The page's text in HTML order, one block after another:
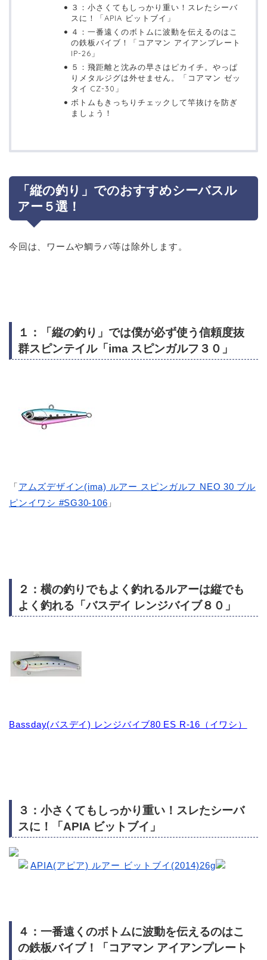
３：小さくてもしっかり重い！スレたシーバ
スに！「APIA ビットブイ」
４：一番遠くのボトムに波動を伝えるのはこ
の鉄板バイブ！「コアマン アイアンプレート
IP-26」
５：飛距離と沈みの早さはピカイチ。やっぱ
りメタルジグは外せません。「コアマン ゼッ
タイ CZ-30」
ボトムもきっちりチェックして竿抜けを防ぎ
ましょう！
「縦の釣り」でのおすすめシーバスル
アー５選！
今回は、ワームや鯛ラバ等は除外します。
１：「縦の釣り」では僕が必ず使う信頼度抜
群スピンテイル「ima スピンガルフ３０」
「アムズデザイン(ima) ルアー スピンガルフ NEO 30 ブル
ピンイワシ #SG30-106 」
２：横の釣りでもよく釣れるルアーは縦でも
よく釣れる「バスデイ レンジバイブ８０」
Bassday(バスデイ) レンジバイブ80 ES R-16（イワシ）
３：小さくてもしっかり重い！スレたシーバ
スに！「APIA ビットブイ」
APIA(アピア) ルアー ビットブイ(2014)26g
４：一番遠くのボトムに波動を伝えるのはこ
の鉄板バイブ！「コアマン アイアンプレート